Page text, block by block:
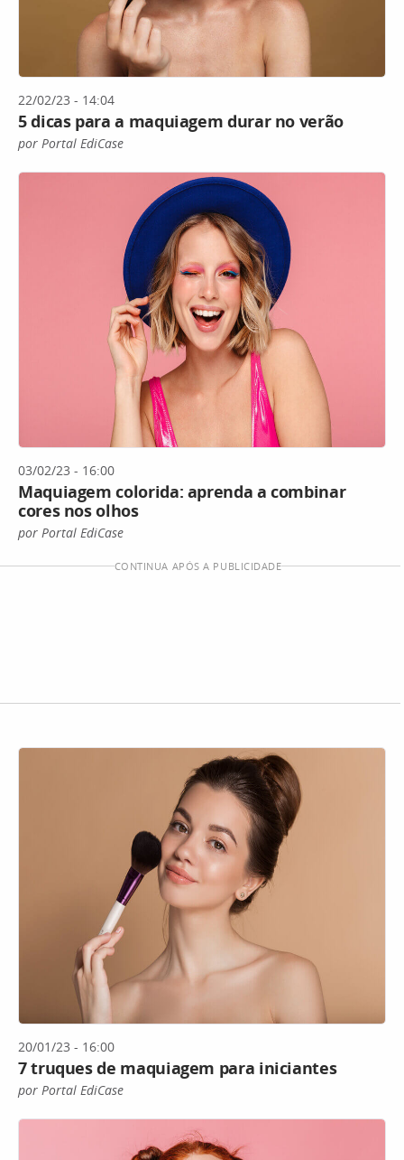
22/02/23 - 14:04
5 dicas para a maquiagem durar no verão
por Portal EdiCase
03/02/23 - 16:00
Maquiagem colorida: aprenda a combinar
cores nos olhos
por Portal EdiCase
CONTINUA APÓS A PUBLICIDADE
20/01/23 - 16:00
7 truques de maquiagem para iniciantes
por Portal EdiCase